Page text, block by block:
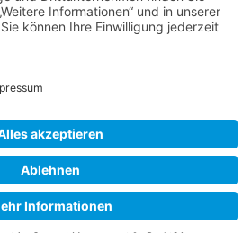
informiert bleiben?
abonnieren, erhalten Sie Infos zu
Kultur e.V. | Alle Rechte